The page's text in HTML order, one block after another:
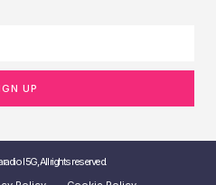
UP
I 5G, All rights reserved.